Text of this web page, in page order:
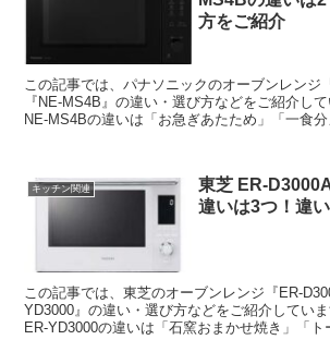
方をご紹介
この記事では、パナソニックのオーブンレンジ
『NE-MS4B』の違い・選び方などをご紹介し
NE-MS4Bの違いは「お急ぎあたため」「一食
キッチン関連
東芝 ER-
違いは3つ！違
この記事では、東芝のオーブンレンジ『ER-
YD3000』の違い・選び方などをご紹介してい
ER-YD3000の違いは「石窯おまかせ焼き」「ト